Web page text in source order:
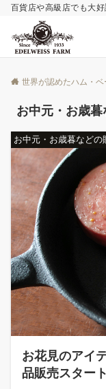
百貨店や高級店でも大好
世界が認めたハム・
お中元・お歳
お中元・お歳暮などの
お花見のアイ
品販売スター